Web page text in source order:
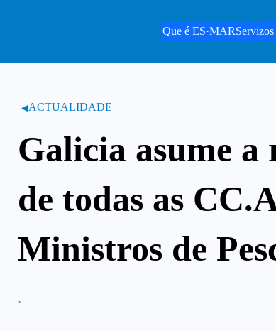
Que é ES·MARServizos
ACTUALIDADE
Galicia asume a
de todas as
Ministros de
·